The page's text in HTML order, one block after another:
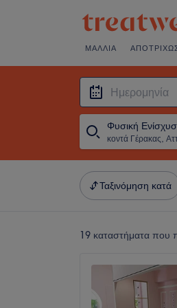
ΜΑΛΛΙΆ
Φυσική
κοντά Γέρακας,
Ταξινόμηση κατά
19 καταστήματα που